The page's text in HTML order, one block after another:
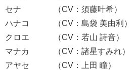
セナ （CV：須藤叶希）
ハナコ （CV：島袋 美由利）
クロエ （CV：若山 詩音）
マナカ （CV：諸星すみれ）
アヤセ （CV：上田 瞳）